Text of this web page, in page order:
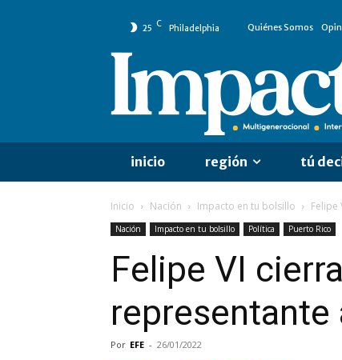
25 C Philadelphia Quiénes Somos
inicio región tú
Inicio Nación Impacto en tu bolsillo Felipe
Nación Impacto en tu bolsillo Política Puerto Rico
Felipe VI
representante
Por EFE - 26/01/2022